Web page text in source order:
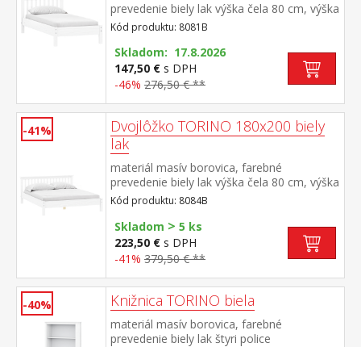
prevedenie biely lak výška čela 80 cm, výška
sedu 38 cm, cena bez roštu a matraca
minimálna odporúčaná výška matraca 15
cm odporúčaný rozmer matraca 90 × 200
cm a rošt R1 odporúčaná nosnosť do 120
kg
Kód produktu: 8081B
Skladom: 17.8.2026
147,50 € s DPH
-46% 276,50 € **
-41%
Dvojlôžko TORINO 180x200 biely
lak
materiál masív borovica, farebné
prevedenie biely lak výška čela 80 cm, výška
sedu 38 cm, cena bez roštu a
matraca minimálna odporúčaná výška
matraca 15 cm odporúčaný rozmer
matraca 180 × 200 cm alebo 2 kusy 90 ×
200 cm a rošt R4 alebo 2 kusy
R1 odporúčaná nosnosť do 120 kg na
každej polovici postele
Kód produktu: 8084B
Skladom > 5 ks
223,50 € s DPH
-41% 379,50 € **
-40% Knižnica TORINO biela
materiál masív borovica, farebné
prevedenie biely lak štyri police